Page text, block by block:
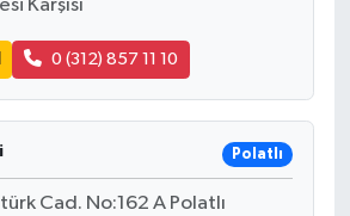
Karşısı
0 (312) 857 11 10
Polatlı
Cad. No:162 A Polatlı